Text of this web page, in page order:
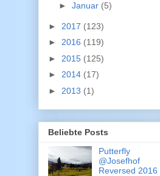
► Januar (5)
► 2017 (123)
► 2016 (119)
► 2015 (125)
► 2014 (17)
► 2013 (1)
Beliebte Posts
Putterfly
@Josefhof
Reversed 2016